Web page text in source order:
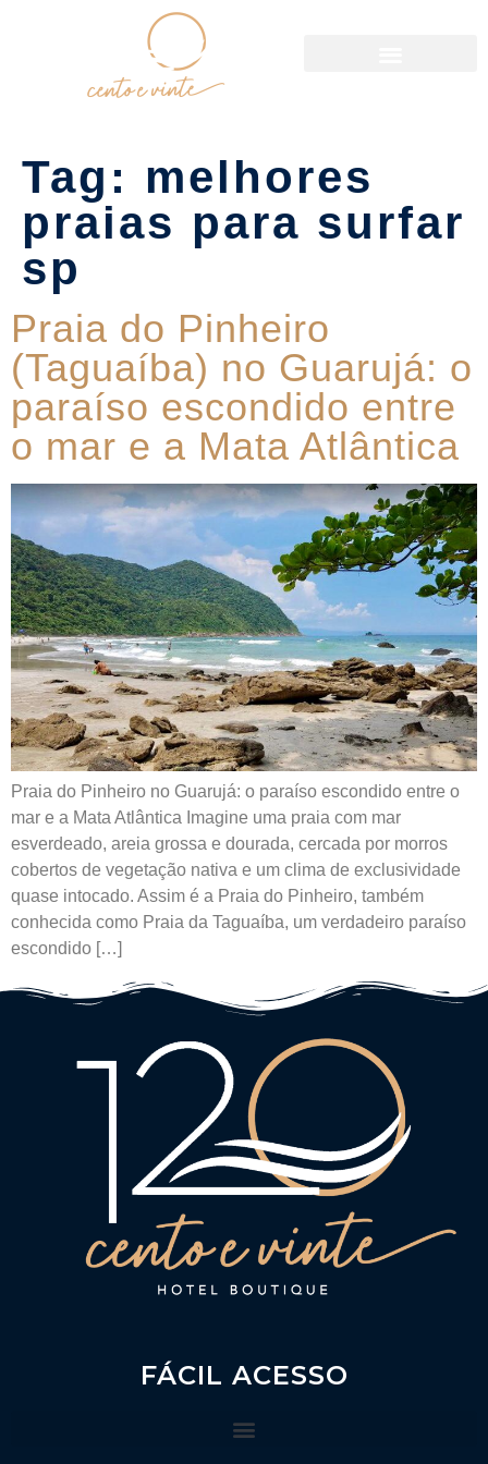
Tag: melhores
praias para surfar
sp
Praia do Pinheiro
(Taguaíba) no Guarujá: o
paraíso escondido entre
o mar e a Mata Atlântica
Praia do Pinheiro no Guarujá: o paraíso escondido entre o
mar e a Mata Atlântica Imagine uma praia com mar
esverdeado, areia grossa e dourada, cercada por morros
cobertos de vegetação nativa e um clima de exclusividade
quase intocado. Assim é a Praia do Pinheiro, também
conhecida como Praia da Taguaíba, um verdadeiro paraíso
escondido […]
FÁCIL ACESSO